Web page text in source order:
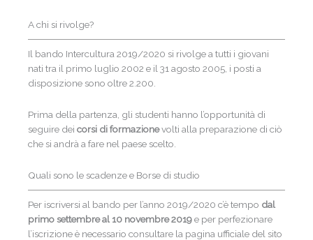
A chi si rivolge?
Il bando Intercultura 2019/2020 si rivolge a tutti i giovani
nati tra il primo luglio 2002 e il 31 agosto 2005, i posti a
disposizione sono oltre 2.200.
Prima della partenza, gli studenti hanno l’opportunità di
seguire dei corsi di formazionevolti alla preparazione di ciò
che si andrà a fare nel paese scelto.
Quali sono le scadenze e Borse di studio
Per iscriversi al bando per l’anno 2019/2020 c’è tempo dal
primo settembre al 10 novembre 2019e per perfezionare
l’iscrizione è necessario consultare la pagina ufficiale del sito